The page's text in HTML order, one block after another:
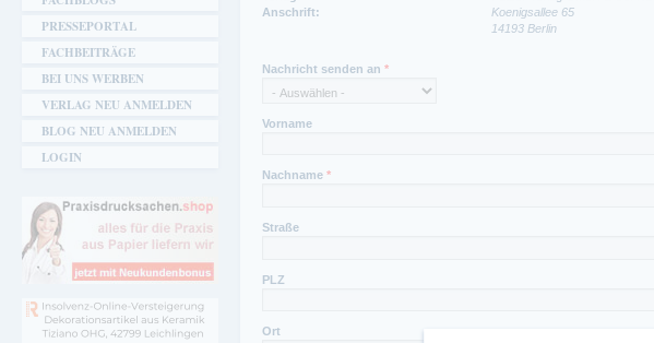
Anschrift:
Koenigsallee 65
14193 Berlin
Lutz Beisert
Telefon:
Robert Bachmann
Nachricht senden an *
Vorname
Nachname *
Straße
PLZ
Ort
PRESSEPORTAL
FACHBEITRÄGE
BEI UNS WERBEN
VERLAG NEU ANMELDEN
BLOG NEU ANMELDEN
LOGIN